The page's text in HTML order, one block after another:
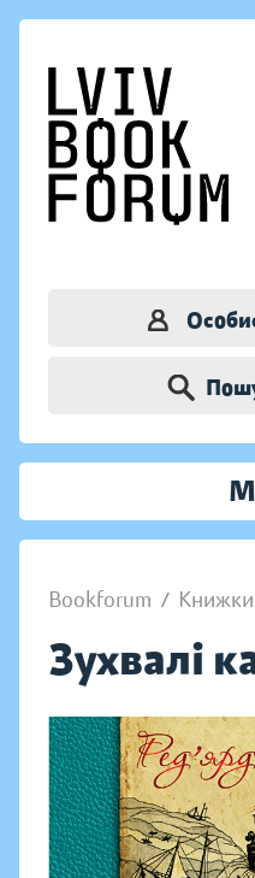
Bookforum / Книжки
Зухвалі